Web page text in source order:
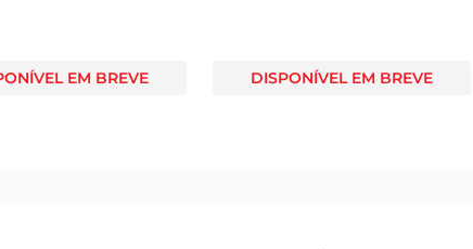
EM BREVE DISPONÍVEL EM BREVE